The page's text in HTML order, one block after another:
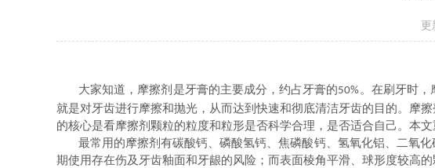
大家知道，摩擦剂是牙膏的主要成分，约占牙膏的50% 。在刷牙时，
就是对牙齿进行摩擦和抛光，从而达到快速和彻底清洁牙齿的目的。摩
的核心是看摩擦剂颗粒的粒度和粒形是否科学合理，是否适合自己。本文
最常用的摩擦剂有碳酸钙、磷酸氢钙、焦磷酸钙、氢氧化铝、二氧
期使用存在伤及牙齿釉面和牙龈的风险； 而表面棱角平滑、球形度较高